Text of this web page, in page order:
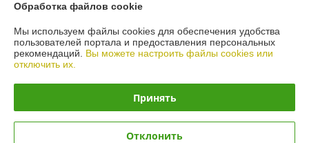
Показать все отзывы
О нас
Доставка и оплата
Обработка файлов cookie
Мы используем файлы cookies для обеспечения удобства
пользователей портала и предоставления персональных
рекомендаций. Вы можете настроить файлы cookies или
отключить их.
Принять
Отклонить